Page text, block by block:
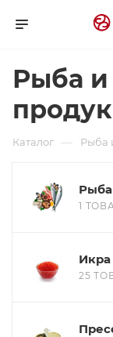
Рыба
Каталог — Рыба
1
25